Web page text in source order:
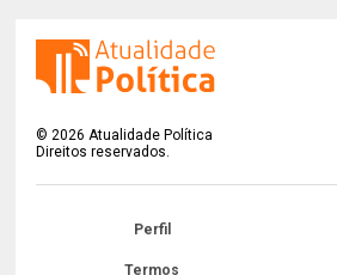
©2026 Atualidade Política
Direitos reservados.
Perfil
Termos